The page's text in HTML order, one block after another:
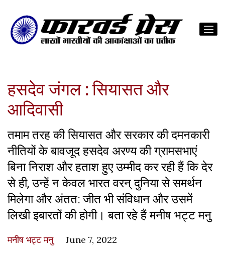
हसदेव जंगल : सियासत और
आदिवासी
तमाम तरह की सियासत और सरकार की दमनकारी
नीतियों के बावजूद हसदेव अरण्य की ग्रामसभाएं
बिना निराश और हताश हुए उम्मीद कर रही हैं कि देर
से ही, उन्हें न केवल भारत वरन् दुनिया से समर्थन
मिलेगा और अंतत: जीत भी संविधान और उसमें
लिखी इबारतों की होगी। बता रहे हैं मनीष भट्ट मनु
मनीष भट्ट मनु June 7, 2022